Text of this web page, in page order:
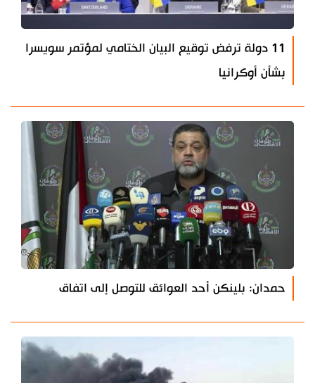
11 دولة ترفض توقيع البيان الختامي لمؤتمر سويسرا
بشأن أوكرانيا
حمدان: بلينكن أحد العوائق للتوصل إلى اتفاق